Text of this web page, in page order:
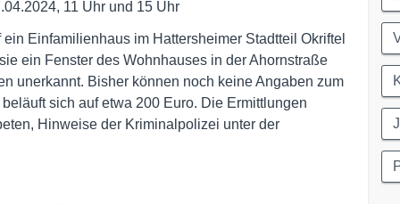
11 Uhr und 15 Uhr
Einfamilienhaus im Hattersheimer Stadtteil Okriftel
ein Fenster des Wohnhauses in der Ahornstraße
unerkannt. Bisher können noch keine Angaben zum
sich auf etwa 200 Euro. Die Ermittlungen
Hinweise der Kriminalpolizei unter der